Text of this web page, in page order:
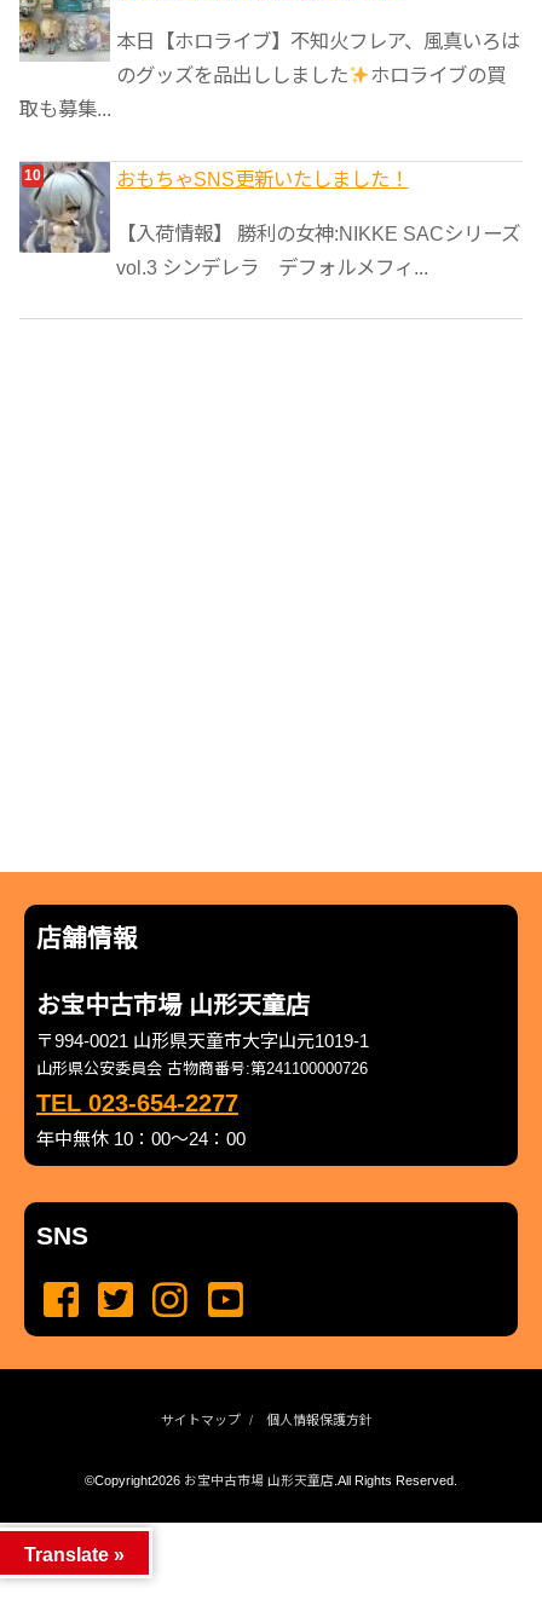
本日【ホロライブ】不知火フレア、風真いろは
のグッズを品出ししました
ホロライブの買
取も募集...
おもちゃSNS更新いたしました！
【入荷情報】 勝利の女神:NIKKE SACシリーズ
vol.3 シンデレラ デフォルメフィ...
店舗情報
お宝中古市場 山形天童店
〒994-0021 山形県天童市大字山元1019-1
山形県公安委員会 古物商番号:第241100000726
TEL 023-654-2277
年中無休 10：00～24：00
SNS
サイトマップ 個人情報保護方針
©Copyright2026 お宝中古市場 山形天童店.All Rights Reserved.
Translate »